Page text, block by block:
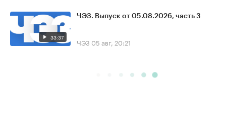
33:37
ЧЭЗ. Выпуск от 05.08.2026, часть 3
ЧЭЗ 05 авг, 20:21